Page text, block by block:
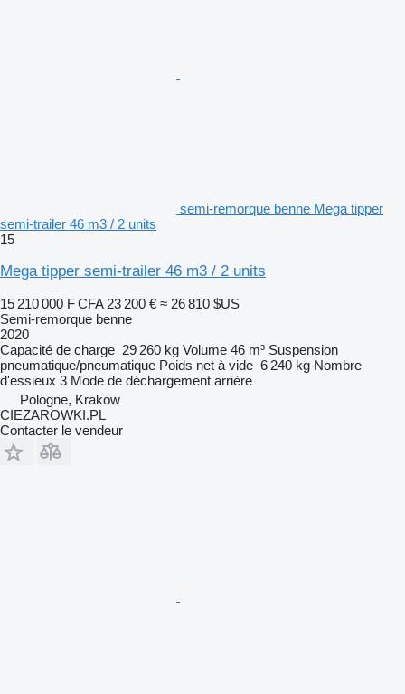
semi-remorque benne Mega tipper
semi-trailer 46 m3 / 2 units
15
Mega tipper semi-trailer 46 m3 / 2 units
15 210 000 F CFA 23 200 € ≈ 26 810 $US
Semi-remorque benne
2020
Capacité de charge 29 260 kg Volume 46 m³ Suspension
pneumatique/pneumatique Poids net à vide 6 240 kg Nombre
d'essieux 3 Mode de déchargement arrière
Pologne, Krakow
CIEZAROWKI.PL
Contacter le vendeur